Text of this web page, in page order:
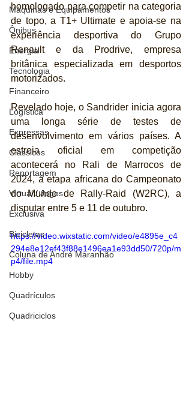
Máquinas e Equipamentos
Ônibus
Energia
Tecnologia
Financeiro
Logística
Expressas
Clássicos
Reportagem
Virtual / Jogos
Exclusiva
Bicicletas
Coluna de André Maranhão
Hobby
Quadrículos
Quadriciclos
homologado para competir na categoria
de topo, a T1+ Ultimate e apoia-se na
experiência desportiva do Grupo
Renault e da Prodrive, empresa
britânica especializada em desportos
motorizados.
Revelado hoje, o Sandrider inicia agora
uma longa série de testes de
desenvolvimento em vários países. A
estreia oficial em competição
acontecerá no Rali de Marrocos de
2024, a etapa africana do Campeonato
do Mundo de Rally-Raid (W2RC), a
disputar entre 5 e 11 de outubro.
https://video.wixstatic.com/video/e4895e_c4
294e8e12ef43f88e1496ea1e93dd50/720p/m
p4/file.mp4